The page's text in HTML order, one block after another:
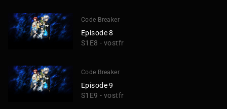
Code Breaker
Episode 8
S1E8 - vostfr
Code Breaker
Episode 9
S1E9 - vostfr